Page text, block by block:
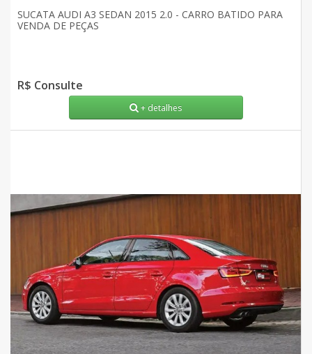
SUCATA AUDI A3 SEDAN 2015 2.0 - CARRO BATIDO PARA
VENDA DE PEÇAS
R$ Consulte
+ detalhes